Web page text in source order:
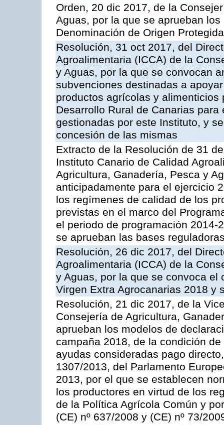
Orden, 20 dic 2017, de la
Aguas, por la que se aprueban
Denominación de Origen
Resolución, 31 oct 2017, del
Agroalimentaria (ICCA) de la
y Aguas, por la que se convocan
subvenciones destinadas a
productos agrícolas y
Desarrollo Rural de Canarias
gestionadas por este Instituto, y
concesión de las mismas
Extracto de la Resolución de 31
Instituto Canario de Calidad
Agricultura, Ganadería, Pesca y
anticipadamente para el ejercicio
los regímenes de calidad de los
previstas en el marco del
el periodo de programación
se aprueban las bases
Resolución, 26 dic 2017, del
Agroalimentaria (ICCA) de la
y Aguas, por la que se convoca el
Virgen Extra Agrocanarias 2018 y
Resolución, 21 dic 2017, de la
Consejería de Agricultura,
aprueban los modelos de
campaña 2018, de la condición
ayudas consideradas pago
1307/2013, del Parlamento
2013, por el que se establecen
los productores en virtud de los
de la Política Agrícola Común y
(CE) nº 637/2008 y (CE) nº 73/